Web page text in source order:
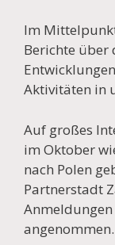
Im
Berichte über
Aktivitäten in
Auf großes
im Oktober
nach Polen
Partnerstadt
angenommen.